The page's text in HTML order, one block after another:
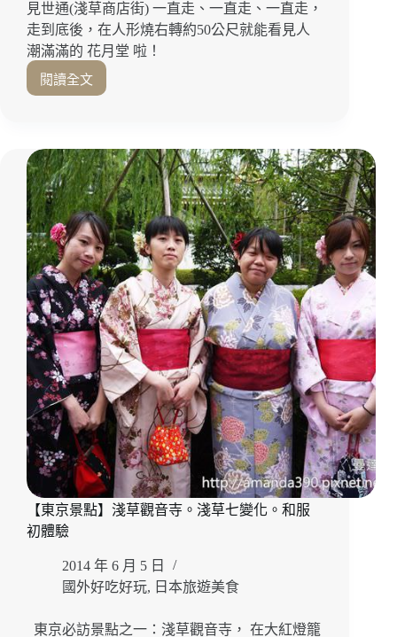
見世通(淺草商店街) 一直走、一直走、一直走，
走到底後，在人形燒右轉約50公尺就能看見人
潮滿滿的 花月堂 啦！
閱讀全文
【東
淺
草
必
buy
人
氣
商
品。
花
月
堂
臉
般
大
酥
香
波
蘿。
木
村
家
店
人
燒
【東京景點】淺草觀音寺。淺草七變化。和服
初體驗
2014 年 6 月 5 日
國外好吃好玩, 日本旅遊美食
東京必訪景點之一：淺草觀音寺， 在大紅燈籠